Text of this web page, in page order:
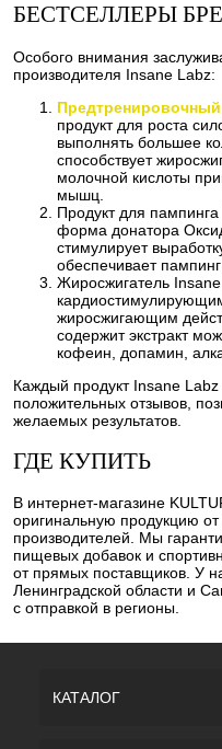
БЕСТСЕЛЛЕРЫ
Особого внимания
производителя Insane Labz:
продукт для роста
выполнять большее
способствует
молочной кислоты
мышц.
Продукт для
форма донатора
стимулирует
обеспечивает
Жиросжигатель
жиросжигающим
содержит экстракт
кофеин, допамин,
Каждый продукт Insane
положительных отзывов,
желаемых результатов.
ГДЕ КУПИТЬ
В интернет-магазине
оригинальную продукцию
производителей. Мы
пищевых добавок и
от прямых поставщиков. У
Ленинградской области и
с отправкой в регионы.
КАТАЛОГ